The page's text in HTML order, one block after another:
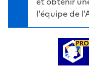
l'équipe de